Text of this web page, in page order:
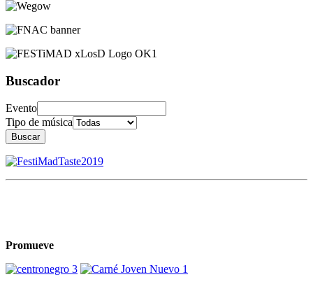
Buscador
Evento
Tipo de música
Buscar
Promueve